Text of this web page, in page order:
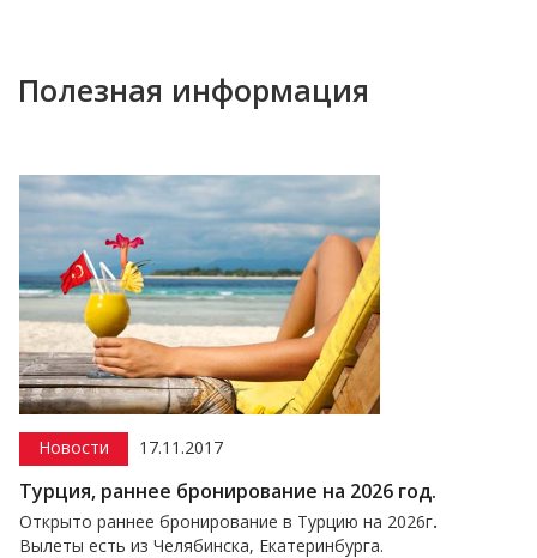
Полезная информация
17.11.2017
бронирование на 2026 год.
бронирование в Турцию на 2026г.
из Челябинска, Екатеринбурга.